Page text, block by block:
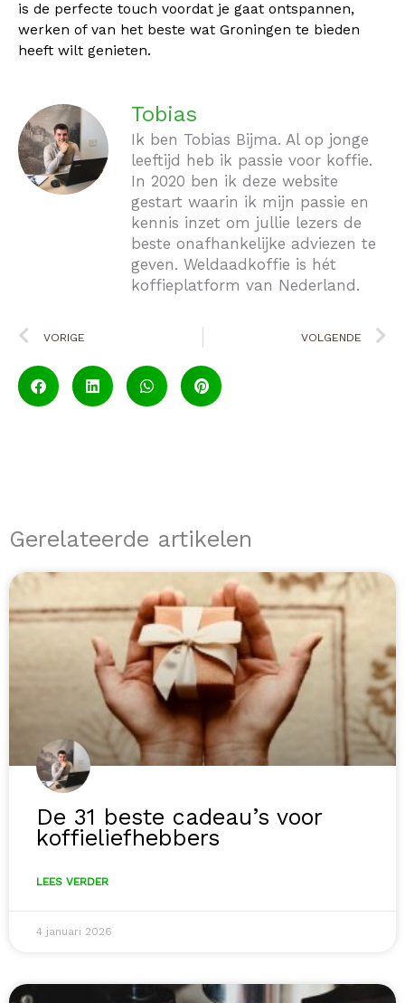
is de perfecte touch voordat je gaat ontspannen,
werken of van het beste wat Groningen te bieden
heeft wilt genieten.
Tobias
Ik ben Tobias Bijma. Al op jonge
leeftijd heb ik passie voor koffie.
In 2020 ben ik deze website
gestart waarin ik mijn passie en
kennis inzet om jullie lezers de
beste onafhankelijke adviezen te
geven. Weldaadkoffie is hét
koffieplatform van Nederland.
Vorige
VORIGE VOLGENDE
Gerelateerde artikelen
De 31 beste cadeau’s voor
koffieliefhebbers
LEES VERDER
4 januari 2026